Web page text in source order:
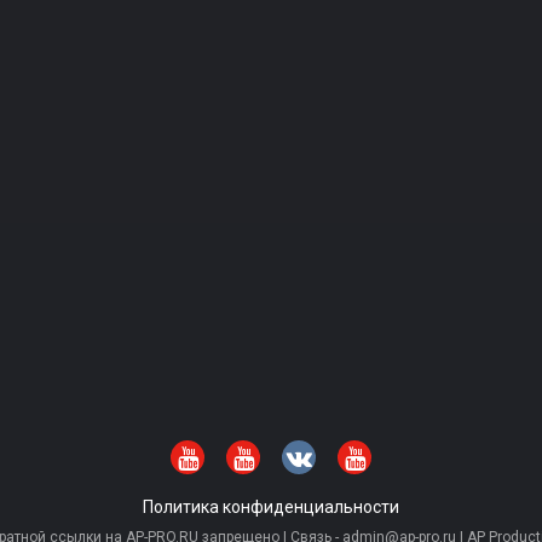
Политика конфиденциальности
ссылки на AP-PRO.RU запрещено | Связь - admin@ap-pro.ru | AP